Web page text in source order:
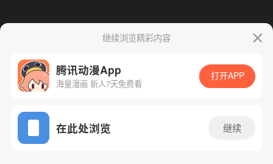
App免费看
继续浏览精彩内容
腾讯动漫App
海量漫画 新人7天免费看
打开APP
在此处浏览 继续